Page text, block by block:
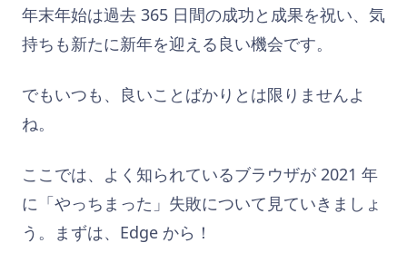
年末年始は過去 365 日間の成功と成果を祝い、気
持ちも新たに新年を迎える良い機会です。
でもいつも、良いことばかりとは限りませんよ
ね。
ここでは、よく知られているブラウザが 2021 年
に「やっちまった」失敗について見ていきましょ
う。まずは、Edge から！